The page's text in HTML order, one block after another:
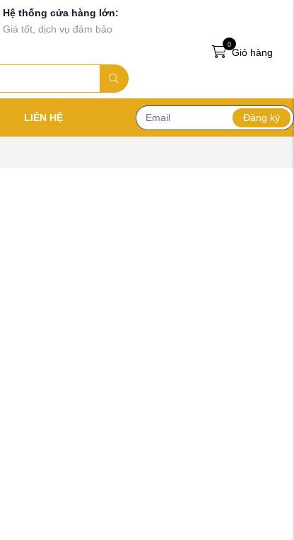
Hệ thống cửa hàng lớn:
Giá tốt, dịch vụ đảm bảo
Giỏ hàng
0
LIÊN HỆ Đăng ký